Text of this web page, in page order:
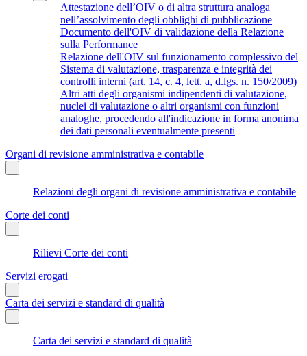
Attestazione dell’OIV o di altra struttura analoga
nell’assolvimento degli obblighi di pubblicazione
Documento dell'OIV di validazione della Relazione
sulla Performance
Relazione dell'OIV sul funzionamento complessivo del
Sistema di valutazione, trasparenza e integrità dei
controlli interni (art. 14, c. 4, lett. a, d.lgs. n. 150/2009)
Altri atti degli organismi indipendenti di valutazione,
nuclei di valutazione o altri organismi con funzioni
analoghe, procedendo all'indicazione in forma anonima
dei dati personali eventualmente presenti
Organi di revisione amministrativa e contabile
Relazioni degli organi di revisione amministrativa e contabile
Corte dei conti
Rilievi Corte dei conti
Servizi erogati
Carta dei servizi e standard di qualità
Carta dei servizi e standard di qualità